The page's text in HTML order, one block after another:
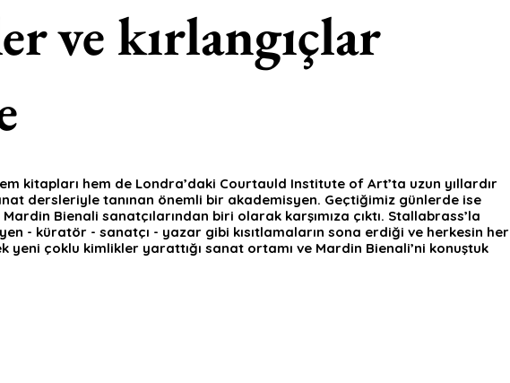
XXY ODAK: RESİM KIVRIM PARIS UNLIMITED
ve kırlangıçlar
kitapları hem de Londra’daki Courtauld Institute of Art’ta uzun yıllardır
dersleriyle tanınan önemli bir akademisyen. Geçtiğimiz günlerde ise
Bienali sanatçılarından biri olarak karşımıza çıktı. Stallabrass’la
- küratör - sanatçı - yazar gibi kısıtlamaların sona erdiği ve herkesin her
yeni çoklu kimlikler yarattığı sanat ortamı ve Mardin Bienali’ni konuştuk